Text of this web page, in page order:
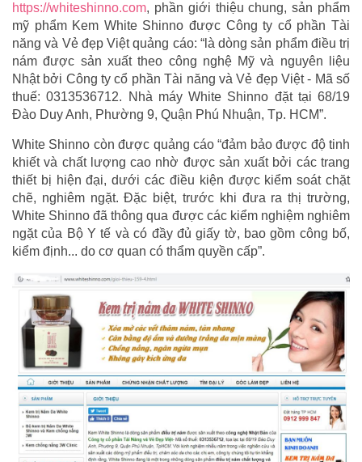
https://whiteshinno.com, phần giới thiệu chung, sản phẩm
mỹ phẩm Kem White Shinno được Công ty cổ phần Tài
năng và Vẻ đẹp Việt quảng cáo: “là dòng sản phẩm điều trị
nám được sản xuất theo công nghệ Mỹ và nguyên liệu
Nhật bởi Công ty cổ phần Tài năng và Vẻ đẹp Việt - Mã số
thuế: 0313536712. Nhà máy White Shinno đặt tại 68/19
Đào Duy Anh, Phường 9, Quận Phú Nhuận, Tp. HCM”.
White Shinno còn được quảng cáo “đảm bảo được độ tinh
khiết và chất lượng cao nhờ được sản xuất bởi các trang
thiết bị hiện đại, dưới các điều kiện được kiểm soát chặt
chẽ, nghiêm ngặt. Đặc biệt, trước khi đưa ra thị trường,
White Shinno đã thông qua được các kiểm nghiệm nghiêm
ngặt của Bộ Y tế và có đầy đủ giấy tờ, bao gồm công bố,
kiểm định... do cơ quan có thẩm quyền cấp”.